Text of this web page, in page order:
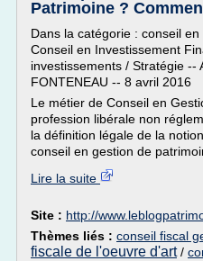
Patrimoine ?
Dans la catégorie : conseil
Conseil en Investissement
investissements / Stratégie --
FONTENEAU -- 8 avril 2016
Le métier de Conseil en
profession libérale non
la définition légale de la
conseil en gestion de
Lire la suite
Site : http://
Thèmes liés : conseil fiscal
fiscale de l'oeuvre d'art/